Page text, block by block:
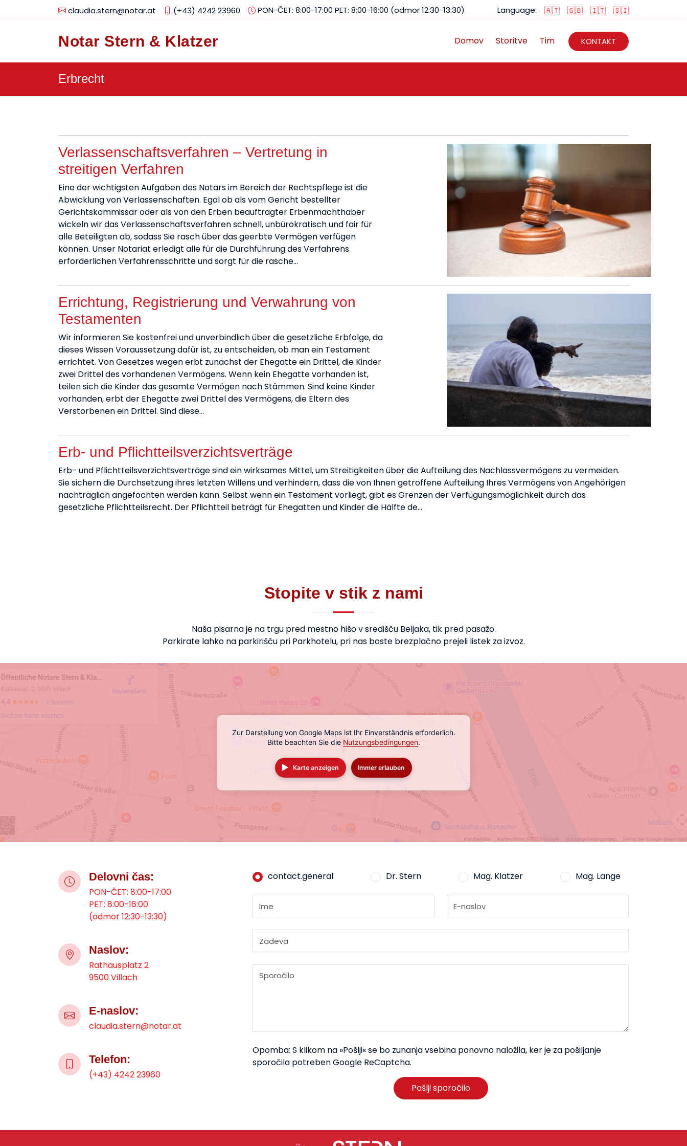
claudia.stern@notar.at (+43) 4242 23960 PON-ČET: 8:00-17:00 PET: 8:00-16:00 (odmor 12:30-13:30) Language: 🇦🇹 🇬🇧 🇮🇹 🇸🇮
Notar Stern & Klatzer Domov Storitve Tim KONTAKT
Erbrecht
Verlassenschaftsverfahren – Vertretung in
streitigen Verfahren
Eine der wichtigsten Aufgaben des Notars im Bereich der Rechtspflege ist die
Abwicklung von Verlassenschaften. Egal ob als vom Gericht bestellter
Gerichtskommissär oder als von den Erben beauftragter Erbenmachthaber
wickeln wir das Verlassenschaftsverfahren schnell, unbürokratisch und fair für
alle Beteiligten ab, sodass Sie rasch über das geerbte Vermögen verfügen
können. Unser Notariat erledigt alle für die Durchführung des Verfahrens
erforderlichen Verfahrensschritte und sorgt für die rasche…
Errichtung, Registrierung und Verwahrung von
Testamenten
Wir informieren Sie kostenfrei und unverbindlich über die gesetzliche Erbfolge, da
dieses Wissen Voraussetzung dafür ist, zu entscheiden, ob man ein Testament
errichtet. Von Gesetzes wegen erbt zunächst der Ehegatte ein Drittel, die Kinder
zwei Drittel des vorhandenen Vermögens. Wenn kein Ehegatte vorhanden ist,
teilen sich die Kinder das gesamte Vermögen nach Stämmen. Sind keine Kinder
vorhanden, erbt der Ehegatte zwei Drittel des Vermögens, die Eltern des
Verstorbenen ein Drittel. Sind diese…
Erb- und Pflichtteilsverzichtsverträge
Erb- und Pflichtteilsverzichtsverträge sind ein wirksames Mittel, um Streitigkeiten über die Aufteilung des Nachlassvermögens zu vermeiden.
Sie sichern die Durchsetzung ihres letzten Willens und verhindern, dass die von Ihnen getroffene Aufteilung Ihres Vermögens von Angehörigen
nachträglich angefochten werden kann. Selbst wenn ein Testament vorliegt, gibt es Grenzen der Verfügungsmöglichkeit durch das
gesetzliche Pflichtteilsrecht. Der Pflichtteil beträgt für Ehegatten und Kinder die Hälfte de…
Stopite v stik z nami
Naša pisarna je na trgu pred mestno hišo v središču Beljaka, tik pred pasažo.
Parkirate lahko na parkirišču pri Parkhotelu, pri nas boste brezplačno prejeli listek za izvoz.
Zur Darstellung von Google Maps ist Ihr Einverständnis erforderlich.
Bitte beachten Sie die Nutzungsbedingungen.
Karte anzeigen Immer erlauben
Delovni čas:
PON-ČET: 8:00-17:00
PET: 8:00-16:00
(odmor 12:30-13:30)
Naslov:
Rathausplatz 2
9500 Villach
E-naslov:
claudia.stern@notar.at
Telefon:
(+43) 4242 23960
contact.general Dr. Stern Mag. Klatzer Mag. Lange
Opomba: S klikom na »Pošlji« se bo zunanja vsebina ponovno naložila, ker je za pošiljanje
sporočila potreben Google ReCaptcha.
Pošlji sporočilo